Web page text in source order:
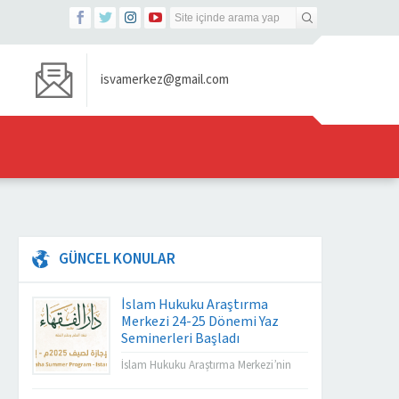
isvamerkez@gmail.com
GÜNCEL KONULAR
İslam Hukuku Araştırma
Merkezi 24-25 Dönemi Yaz
Seminerleri Başladı
İslam Hukuku Araştırma Merkezi’nin